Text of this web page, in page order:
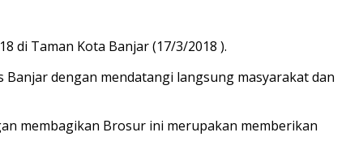
di Taman Kota Banjar (17/3/2018 ).
Banjar dengan mendatangi langsung masyarakat dan
membagikan Brosur ini merupakan memberikan